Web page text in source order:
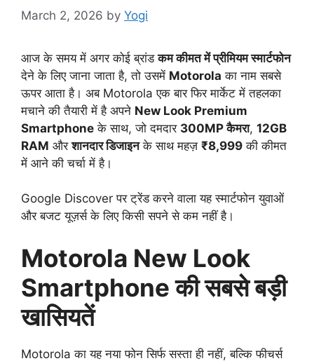
March 2, 2026 by Yogi
आज के समय में अगर कोई ब्रांडकम कीमत में प्रीमियम स्मार्टफोन
देने के लिए जाना जाता है, तो उसमें Motorola का नाम सबसे
ऊपर आता है। अब Motorola एक बार फिर मार्केट में तहलका
मचाने की तैयारी में है अपने New Look Premium
Smartphone के साथ, जो दमदार 300MP कैमरा, 12GB
RAM औरशानदार डिजाइनके साथ महज़ ₹8,999 की कीमत
में आने की चर्चा में है।
Google Discover पर ट्रेंड करने वाला यह स्मार्टफोन युवाओं
और बजट यूज़र्स के लिए किसी सपने से कम नहीं है।
Motorola New Look
Smartphone की सबसे बड़ी
खासियतें
Motorola का यह नया फोन सिर्फ सस्ता ही नहीं, बल्कि फीचर्स